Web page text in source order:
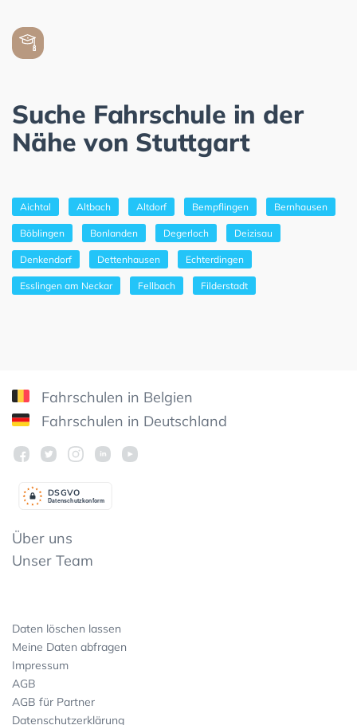
Suche Fahrschule in der
Nähe von Stuttgart
Aichtal Altbach Altdorf Bempflingen Bernhausen
Böblingen Bonlanden Degerloch Deizisau
Denkendorf Dettenhausen Echterdingen
Esslingen am Neckar Fellbach Filderstadt
Fahrschulen in Belgien
Fahrschulen in Deutschland
Datenschutzkonform
DSGVO
Über uns
Unser Team
Daten löschen lassen
Meine Daten abfragen
Impressum
AGB
AGB für Partner
Datenschutzerklärung